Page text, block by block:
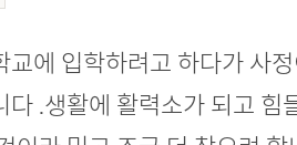
교에 입학하려고 하다가 사
다 .생활에 활력소가 되고 힘